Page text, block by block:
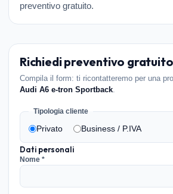
preventivo gratuito.
Richiedi preventivo gratuito
Compila il form: ti ricontatteremo per una
Audi A6 e-tron Sportback.
Tipologia cliente
Privato Business / P.IVA
Dati personali
Nome *